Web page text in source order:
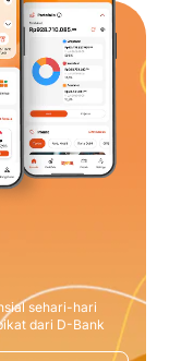
sehari-hari
dari D-Bank